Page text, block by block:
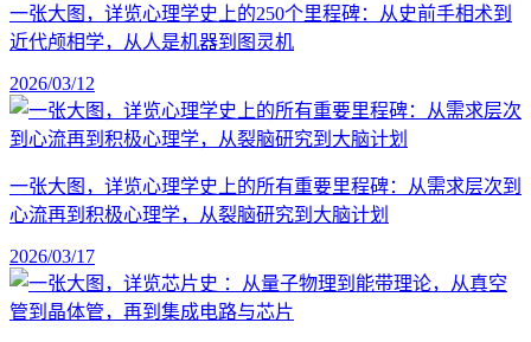
一张大图，详览心理学史上的250个里程碑：从史前手相术到
近代颅相学，从人是机器到图灵机
2026/03/12
一张大图，详览心理学史上的所有重要里程碑：从需求层次到
心流再到积极心理学，从裂脑研究到大脑计划
2026/03/17